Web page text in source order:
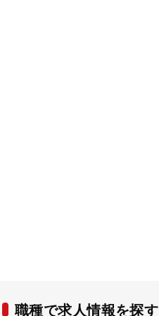
職種で求人情報を探す